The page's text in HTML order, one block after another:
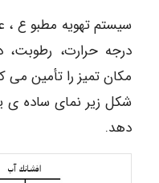
سیستم تهویه مطبو ع ،
درجه حرارت،
مکان تمیز را تأمین می
شکل زیر نمای ساده
دهد.